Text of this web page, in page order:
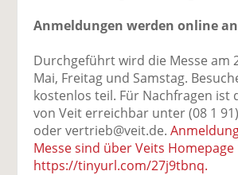
Anmeldungen werden online
Durchgeführt wird die Messe am
Mai, Freitag und Samstag.
kostenlos teil. Für Nachfragen ist
von Veit erreichbar unter (08 1
oder vertrieb@veit.de.
Messe sind über Veits
https://tinyurl.com/27j9tbnq.